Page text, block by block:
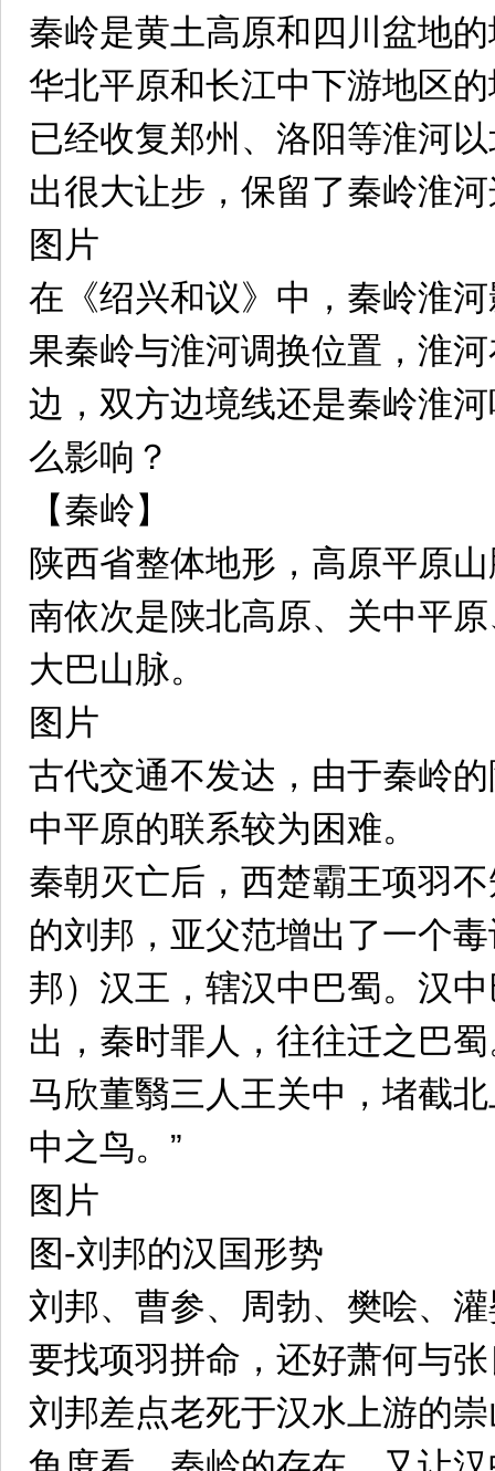
秦岭是黄土高原和四川盆地
华北平原和长江中下游地区
已经收复郑州、洛阳等淮河
出很大让步，保留了秦岭淮
图片
在《绍兴和议》中，秦岭淮
果秦岭与淮河调换位置，淮
边，双方边境线还是秦岭淮
么影响？
【秦岭】
陕西省整体地形，高原平原
南依次是陕北高原、关中平
大巴山脉。
图片
古代交通不发达，由于秦岭
中平原的联系较为困难。
秦朝灭亡后，西楚霸王项羽
的刘邦，亚父范增出了一个
邦）汉王，辖汉中巴蜀。汉
出，秦时罪人，往往迁之巴
马欣董翳三人王关中，堵截
中之鸟。”
图片
图-刘邦的汉国形势
刘邦、曹参、周勃、樊哙、
要找项羽拼命，还好萧何与
刘邦差点老死于汉水上游的